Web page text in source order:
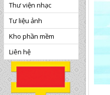
Thư viện nhạc
Tư liệu ảnh
Kho phần mềm
Liên hệ